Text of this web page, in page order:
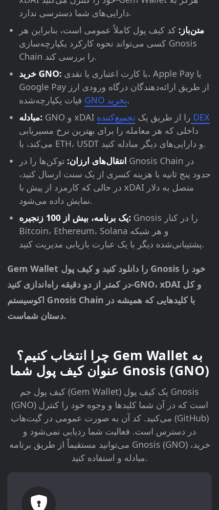
دارایی‌های شما دسترسی ندارد.
متن‌باز: کد کیف پول کاملاً عمومی است، بنابراین هر
کسی می‌تواند نحوه کارکرد یکپارچه‌سازی Gnosis
Chain را بررسی کند.
خرید GNO:
Google Pay از طریق ارائه‌دهندگان درگاه ورودی ارز
GNO بخرید.
مبادله:
GNO و xDAI را از طریق یک تجمیع‌کننده DEX
داخلی که هر معامله را برای بهترین نرخ مسیریابی
می‌کند، با ETH، USDT و دارایی‌های دیگر مبادله کنید.
انتقال‌های ارزان: توکن‌ها را در Gnosis Chain در
حدود پنج ثانیه با هزینه کسری از یک سنت ارسال کنید،
در حالی که کارمزد از پیش با xDAI متصل به دلار
نمایش داده می‌شود.
یک برنامه، بیش از 100 زنجیره: Gnosis را در کنار
Bitcoin، Ethereum، Solana و هر شبکه
پشتیبانی‌شده دیگر با یک عبارت بازیابی مدیریت کنید.
Gem Wallet را دانلود کنید و کیف پول Gnosis خود را
در کمتر از دو دقیقه راه‌اندازی کنید-GNO، xDAI و کل
اکوسیستم Gnosis Chain با کلیدهایی که همیشه در
دستان شماست.
چرا انتخاب کنیم؟ Gem Wallet به
عنوان کیف پول شما Gnosis (GNO)
کیف پول جم (Gem Wallet) یک کیف پول Gnosis
(GNO) است که در آن شما کلیدها و وجوه خود را کنترل
می‌کنید. کد آن به صورت عمومی در گیت‌هاب (GitHub)
در دسترس است. فعالیت شما ردیابی نمی‌شود و
می‌توانید مستقیماً از طریق برنامه Gnosis (GNO) خرید،
مبادله و استفاده کنید.